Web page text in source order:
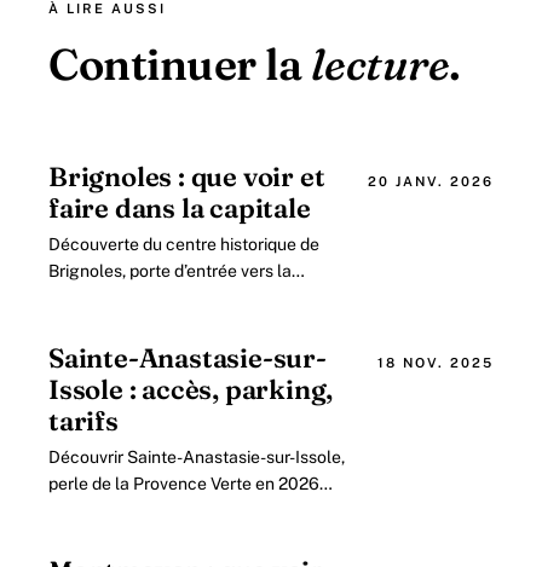
À LIRE AUSSI
Continuer lalecture.
Brignoles : que voir et
faire dans la capitale
Découverte du centre historique de
Brignoles, porte d’entrée vers la
d’Azur, Brignoles se.
20 JANV. 2026
Sainte-Anastasie-sur-
Issole : accès, parking,
tarifs
Découvrir Sainte-Anastasie-sur-Issole,
perle de la Provence Verte en 2026
18 NOV. 2025